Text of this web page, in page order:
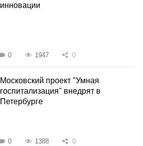
инновации
0 1947 0
Московский проект "Умная
госпитализация" внедрят в
Петербурге
0 1388 0